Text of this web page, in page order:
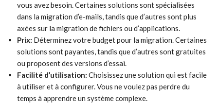
vous avez besoin. Certaines solutions sont spécialisées
dans la migration d’e-mails, tandis que d’autres sont plus
axées sur la migration de fichiers ou d’applications.
Prix: Déterminez votre budget pour la migration. Certaines
solutions sont payantes, tandis que d’autres sont gratuites
ou proposent des versions d’essai.
Facilité d’utilisation: Choisissez une solution qui est facile
à utiliser et à configurer. Vous ne voulez pas perdre du
temps à apprendre un système complexe.